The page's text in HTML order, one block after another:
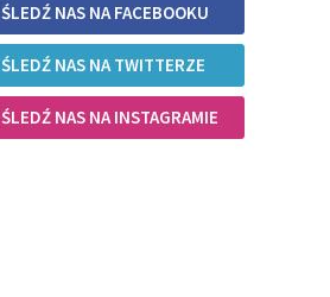
ŚLEDŹ NAS NA FACEBOOKU
ŚLEDŹ NAS NA TWITTERZE
ŚLEDŹ NAS NA INSTAGRAMIE